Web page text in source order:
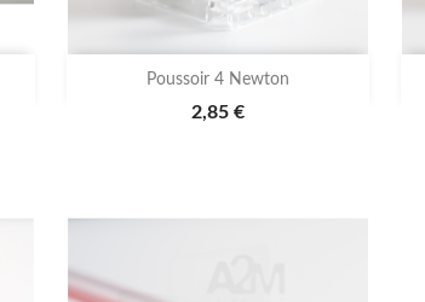
Poussoir 4 Newton
2,85 €
Aperçu rapide